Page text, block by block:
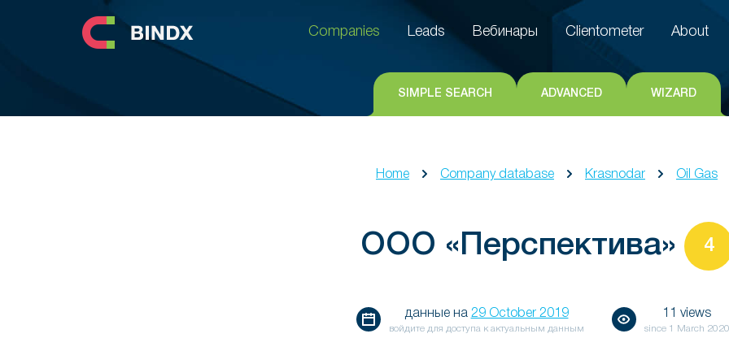
Clientometer
Companies
Leads Вебинары Clientometer About
SIMPLE SEARCH ADVANCED WIZARD
Home Company database Krasnodar Oil Gas
ООО «Перспектива» 4
данные на 29 October 2019
войдите для доступа к актуальным данным
11 views
since 1 March 2020